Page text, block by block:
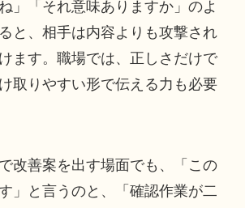
」「それ意味ありますか」のよ
と、相手は内容よりも攻撃され
ます。職場では、正しさだけで
取りやすい形で伝える力も必要
改善案を出す場面でも、「この
」と言うのと、「確認作業が二